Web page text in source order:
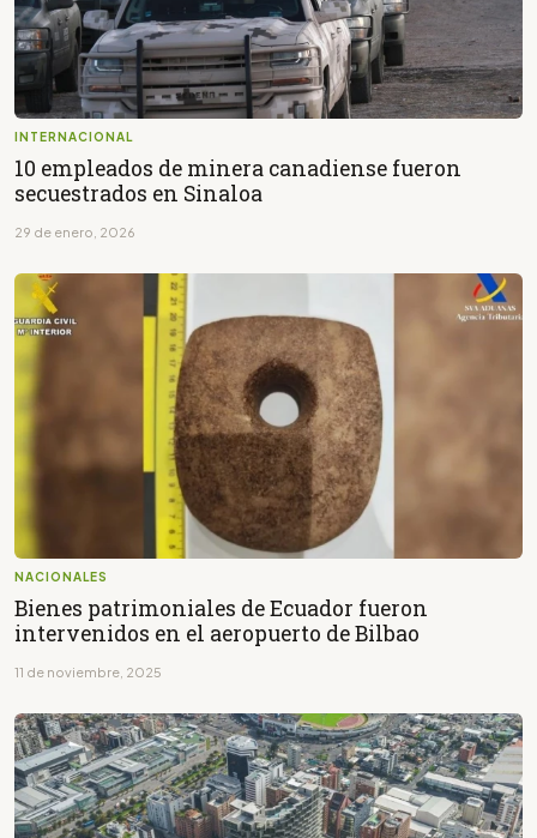
INTERNACIONAL
10 empleados de minera canadiense fueron
secuestrados en Sinaloa
29 de enero, 2026
NACIONALES
Bienes patrimoniales de Ecuador fueron
intervenidos en el aeropuerto de Bilbao
11 de noviembre, 2025